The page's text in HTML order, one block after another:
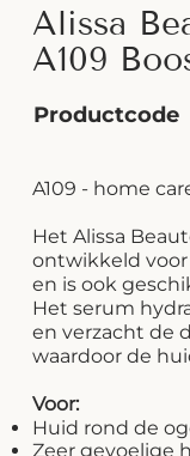
Alissa
A109
Productcode
A109 - home
Het Alissa
ontwikkeld
en is ook
Het serum
en verzacht de
waardoor de
Voor:
Huid rond de
Zeer gevoelige